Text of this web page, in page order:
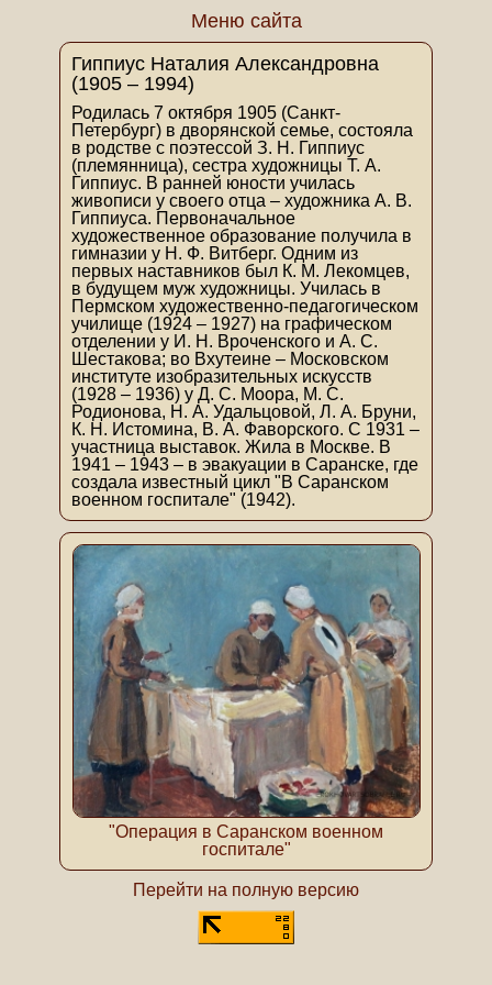
Меню сайта
Гиппиус Наталия Александровна
(1905 – 1994)
Родилась 7 октября 1905 (Санкт-
Петербург) в дворянской семье, состояла
в родстве с поэтессой З. Н. Гиппиус
(племянница), сестра художницы Т. А.
Гиппиус. В ранней юности училась
живописи у своего отца – художника А. В.
Гиппиуса. Первоначальное
художественное образование получила в
гимназии у Н. Ф. Витберг. Одним из
первых наставников был К. М. Лекомцев,
в будущем муж художницы. Училась в
Пермском художественно-педагогическом
училище (1924 – 1927) на графическом
отделении у И. Н. Вроченского и А. С.
Шестакова; во Вхутеине – Московском
институте изобразительных искусств
(1928 – 1936) у Д. С. Моора, М. С.
Родионова, Н. А. Удальцовой, Л. А. Бруни,
К. Н. Истомина, В. А. Фаворского. С 1931 –
участница выставок. Жила в Москве. В
1941 – 1943 – в эвакуации в Саранске, где
создала известный цикл "В Саранском
военном госпитале" (1942).
"Операция в Саранском военном
госпитале"
Перейти на полную версию